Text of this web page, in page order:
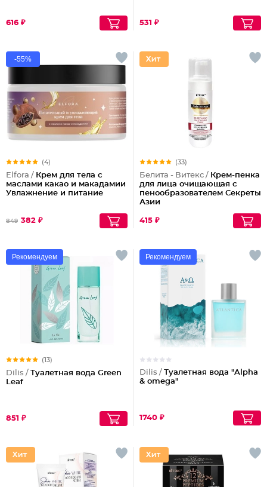
616 ₽ 531 ₽
-55%
(4)
Elfora / Крем для тела с
маслами какао и макадамии
Увлажнение и питание
849 382 ₽
(33)
Белита - Витекс / Крем-пенка
для лица очищающая с
пенообразователем Секреты
Азии
415 ₽
Рекомендуем
(13)
Dilis / Туалетная вода Green
Leaf
851 ₽
Рекомендуем
Dilis / Туалетная вода "Alpha
& omega"
1740 ₽